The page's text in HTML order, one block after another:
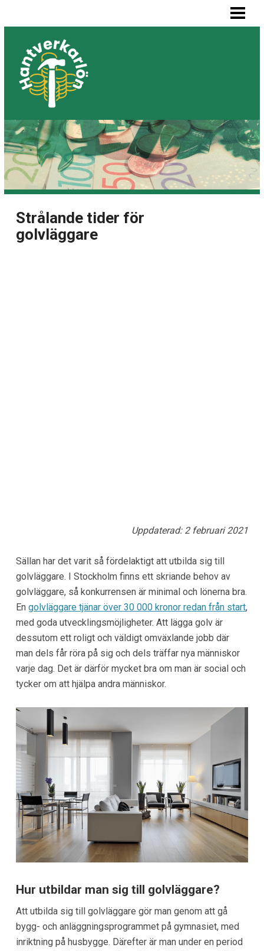
MÅLARE LÖN
SNICKARE LÖN
VVS-MONTÖR LÖN
ELEKTRIKER LÖN
BLOGG
LISTA BYGGFIRMOR
Strålande tider för
golvläggare
Uppdaterad: 2 februari 2021
Sällan har det varit så fördelaktigt att utbilda sig till
golvläggare. I Stockholm finns ett skriande behov av
golvläggare, så konkurrensen är minimal och lönerna bra.
En golvläggare tjänar över 30 000 kronor redan från start,
med goda utvecklingsmöjligheter. Att lägga golv är
dessutom ett roligt och väldigt omväxlande jobb där
man dels får röra på sig och dels träffar nya människor
varje dag. Det är därför mycket bra om man är social och
tycker om att hjälpa andra människor.
Hur utbildar man sig till golvläggare?
Att utbilda sig till golvläggare gör man genom att gå
bygg- och anläggningsprogrammet på gymnasiet, med
inriktning på husbygge. Därefter är man under en period